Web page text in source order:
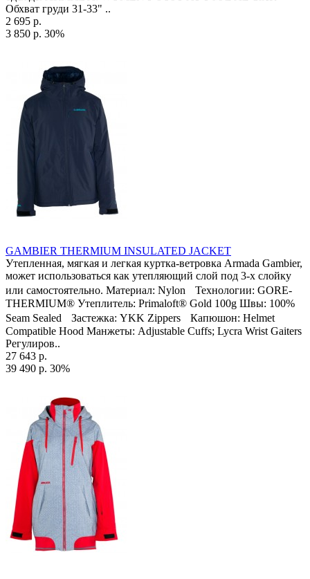
Обхват груди 31-33" ..
2 695 р.
3 850 р. 30%
GAMBIER THERMIUM INSULATED JACKET
Утепленная, мягкая и легкая куртка-ветровка Armada Gambier,
может использоваться как утепляющий слой под 3-х слойку
или самостоятельно. Материал: Nylon Технологии: GORE-
THERMIUM® Утеплитель: Primaloft® Gold 100g Швы: 100%
Seam Sealed Застежка: YKK Zippers Капюшон: Helmet
Compatible Hood Манжеты: Adjustable Cuffs; Lycra Wrist Gaiters
Регулиров..
27 643 р.
39 490 р. 30%